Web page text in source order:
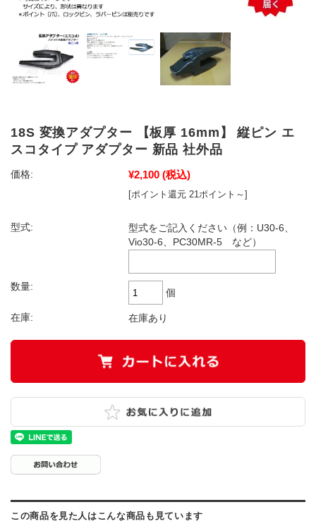
18S 変換アダプター 【板厚 16mm】 縦ピン エ
スコタイプ アダプター 新品 社外品
価格: ¥2,100 (税込)
[ポイント還元 21ポイント～]
型式:
型式をご記入ください（例：U30-6、
Vio30-6、PC30MR-5 など）
数量:
個
在庫: 在庫あり
この商品を見た人はこんな商品も見ています